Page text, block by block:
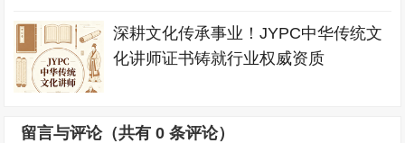
深耕文化传承事业！JYPC中华传统文
化讲师证书铸就行业权威资质
留言与评论（共有0 条评论）